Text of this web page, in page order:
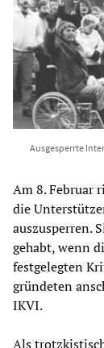
Ausgesperrte
Am 8. Februar
die
auszusperren.
gehabt, wenn
festgelegten
gründeten
IKVI.
Als